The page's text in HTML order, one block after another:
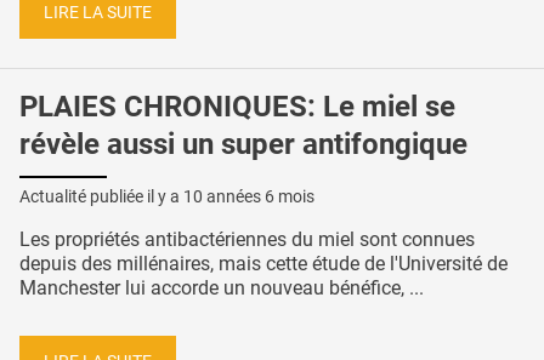
LIRE LA SUITE
PLAIES CHRONIQUES: Le miel se
révèle aussi un super antifongique
Actualité publiée il y a 10 années 6 mois
Les propriétés antibactériennes du miel sont connues
depuis des millénaires, mais cette étude de l'Université de
Manchester lui accorde un nouveau bénéfice, ...